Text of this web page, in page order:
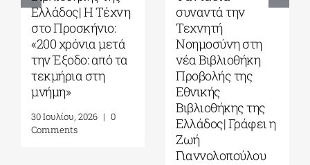
Ελλάδος| Η Tέχνη
στο Προσκήνιο:
«200 χρόνια μετά
την Έξοδο: από τα
τεκμήρια στη
μνήμη»
30 Ιουλίου, 2026 | 0
Comments
συναντά την
Τεχνητή
Νοημοσύνη στη
νέα Βιβλιοθήκη
Προβολής της
Εθνικής
Βιβλιοθήκης της
Ελλάδος| Γράφει η
Ζωή
Γιαννολοπούλου